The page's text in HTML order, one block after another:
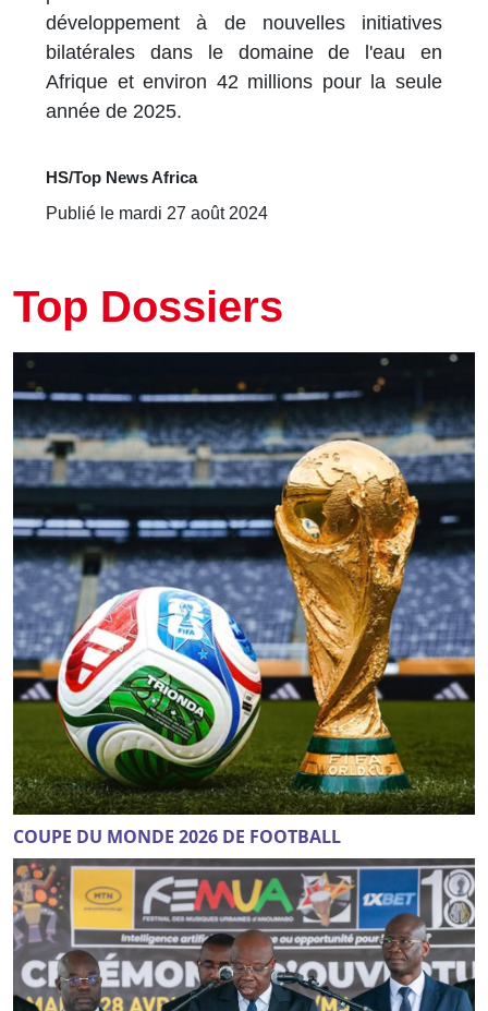
développement à de nouvelles initiatives
bilatérales dans le domaine de l'eau en
Afrique et environ 42 millions pour la seule
année de 2025.
HS/Top News Africa
Publié le mardi 27 août 2024
Top Dossiers
COUPE DU MONDE 2026 DE FOOTBALL